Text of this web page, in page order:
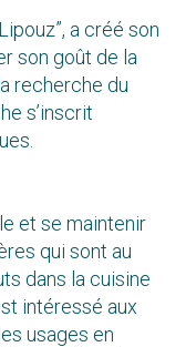
a créé son
son goût de la
recherche du
s’inscrit
et se maintenir
qui sont au
dans la cuisine
intéressé aux
usages en